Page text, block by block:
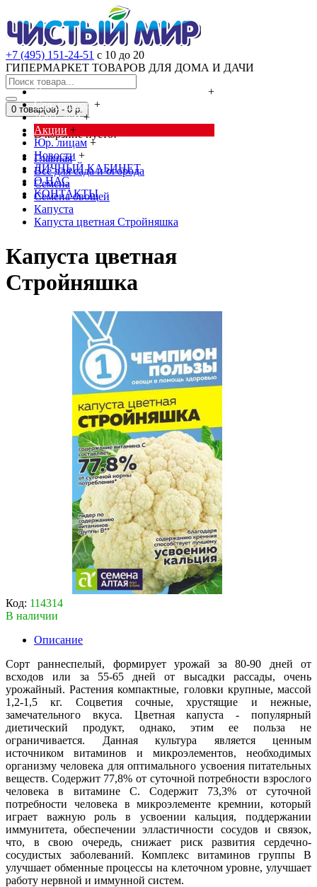
+7 (495) 151-24-51 с 10 до 20
ГИПЕРМАРКЕТ ТОВАРОВ ДЛЯ ДОМА И ДАЧИ
Cредства от насекомых и грызунов
+
Сад, огород +
Дача, дом +
Акции +
Юр. лицам +
Новости +
ЛИЧНЫЙ КАБИНЕТ
О НАС
КОНТАКТЫ
0 товар(ов) - 0 р.
В корзине пусто!
Главная
Всё для сада и огорода
Семена
Семена овощей
Капуста
Капуста цветная Стройняшка
Капуста цветная
Стройняшка
Код: 114314
В наличии
Описание
Сорт раннеспелый, формирует урожай за 80-90 дней от
всходов или за 55-65 дней от высадки рассады, очень
урожайный. Растения компактные, головки крупные, массой
1,2-1,5 кг. Соцветия сочные, хрустящие и нежные,
замечательного вкуса. Цветная капуста - популярный
диетический продукт, однако, этим ее польза не
ограничивается. Данная культура является ценным
источником витаминов и микроэлементов, необходимых
организму человека для оптимального усвоения питательных
веществ. Содержит 77,8% от суточной потребности взрослого
человека в витамине С. Содержит 73,3% от суточной
потребности человека в микроэлементе кремнии, который
играет важную роль в усвоении кальция, поддержании
иммунитета, обеспечении элластичности сосудов и связок,
что, в свою очередь, снижает риск развития сердечно-
сосудистых заболеваний. Комплекс витаминов группы B
улучшает обменные процессы на клеточном уровне, улучшает
работу нервной и иммунной систем.